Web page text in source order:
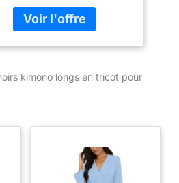
quotidienne. Taille : S =
(US 4-6), M = (US 8-10),
L = (US 12-14), XL = (US
Ceci est conforme à la
robe élégante avec
manches 3/4 et longueur
mi-mollet pour femme.
kimono longs en tricot pour